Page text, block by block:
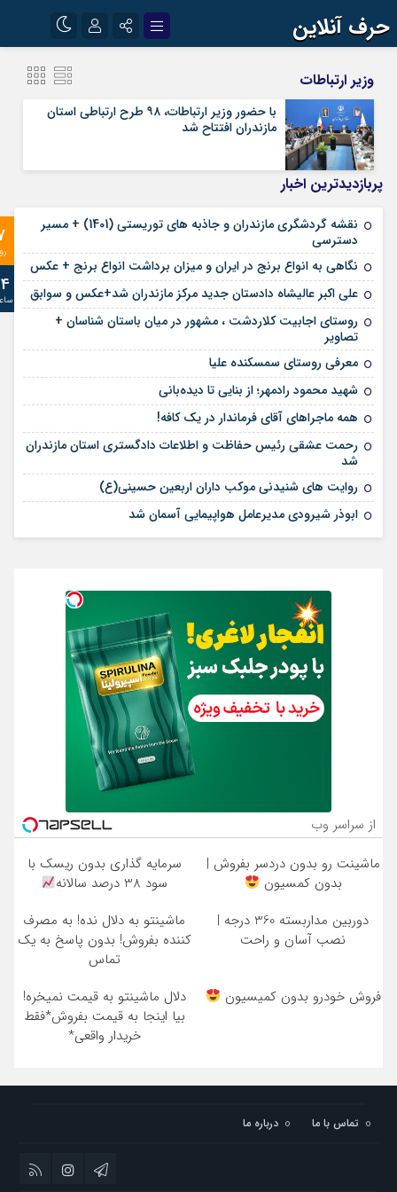
حرف آنلاین
آپارات
رمز عبور
وزیر ارتباطات
با حضور وزیر ارتباطات، ۹۸ طرح ارتباطی استان
مازندران افتتاح شد
پربازدیدترین اخبار
نقشه گردشگری مازندران و جاذبه های توریستی (1401) + مسیر
دسترسی
نگاهی به انواع برنج در ایران و میزان برداشت انواع برنج + عکس
علی‌ اکبر عالیشاه دادستان جدید مرکز مازندران شد+عکس و سوابق
روستای اجابیت کلاردشت ، مشهور در میان باستان شناسان +
تصاویر
معرفی روستای سمسکنده علیا
شهید محمود رادمهر؛ از بنایی تا دیده‌بانی
همه ماجراهای آقای فرماندار در یک کافه!
رحمت عشقی رئیس حفاظت و اطلاعات دادگستری استان مازندران
شد
روایت های شنیدنی موکب داران اربعین حسینی(ع)
ابوذر شیرودی مدیرعامل هواپیمایی آسمان شد
از سراسر وب
ماشینت رو بدون دردسر بفروش |
بدون کمسیون
سرمایه گذاری بدون ریسک با
سود 38 درصد سالانه
دوربین مداربسته 360 درجه |
نصب آسان و راحت
ماشینتو به دلال نده! به مصرف
کننده بفروش! بدون پاسخ به یک
تماس
فروش خودرو بدون کمیسیون
دلال ماشینتو به قیمت نمیخره!
بیا اینجا به قیمت بفروش*فقط
خریدار واقعی*
تماس با ما درباره ما